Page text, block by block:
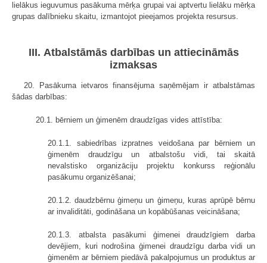
lielākus ieguvumus pasākuma mērķa grupai vai aptvertu lielāku mērķa
grupas dalībnieku skaitu, izmantojot pieejamos projekta resursus.
III. Atbalstāmās darbības un attiecināmās
izmaksas
20. Pasākuma ietvaros finansējuma saņēmējam ir atbalstāmas
šādas darbības:
20.1. bērniem un ģimenēm draudzīgas vides attīstība:
20.1.1. sabiedrības izpratnes veidošana par bērniem un
ģimenēm draudzīgu un atbalstošu vidi, tai skaitā
nevalstisko organizāciju projektu konkurss reģionālu
pasākumu organizēšanai;
20.1.2. daudzbērnu ģimeņu un ģimeņu, kuras aprūpē bērnu
ar invaliditāti, godināšana un kopābūšanas veicināšana;
20.1.3. atbalsta pasākumi ģimenei draudzīgiem darba
devējiem, kuri nodrošina ģimenei draudzīgu darba vidi un
ģimenēm ar bērniem piedāvā pakalpojumus un produktus ar